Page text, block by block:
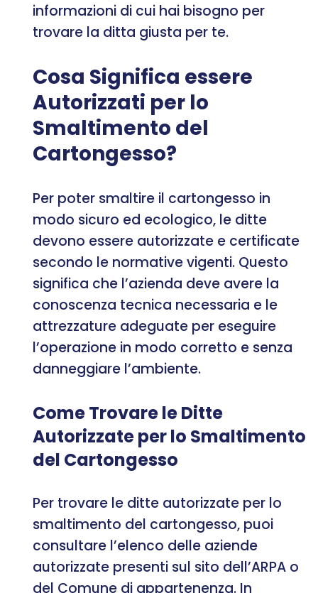
informazioni di cui hai bisogno per
trovare la ditta giusta per te.
Cosa Significa essere
Autorizzati per lo
Smaltimento del
Cartongesso?
Per poter smaltire il cartongesso in
modo sicuro ed ecologico, le ditte
devono essere autorizzate e certificate
secondo le normative vigenti. Questo
significa che l’azienda deve avere la
conoscenza tecnica necessaria e le
attrezzature adeguate per eseguire
l’operazione in modo corretto e senza
danneggiare l’ambiente.
Come Trovare le Ditte
Autorizzate per lo Smaltimento
del Cartongesso
Per trovare le ditte autorizzate per lo
smaltimento del cartongesso, puoi
consultare l’elenco delle aziende
autorizzate presenti sul sito dell’ARPA o
del Comune di appartenenza. In